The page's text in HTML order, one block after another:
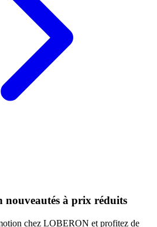
nouveautés à prix réduits
chez LOBERON et profitez de